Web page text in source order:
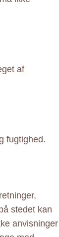
af
fugtighed.
stedet kan
anvisninger